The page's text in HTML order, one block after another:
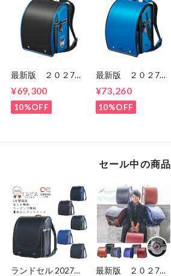
最新版 ２０２7
デルロイヤル ドラ
グーン 男の子
ランドセル セイバ
¥69,300
10%OFF
最新版 ２０２7
ド PB27 男の
子 セイバンのラン
ドセル ６年間保
¥73,260
10%OFF
セール中の商品
ランドセル 2027年
最新版 ２０２7